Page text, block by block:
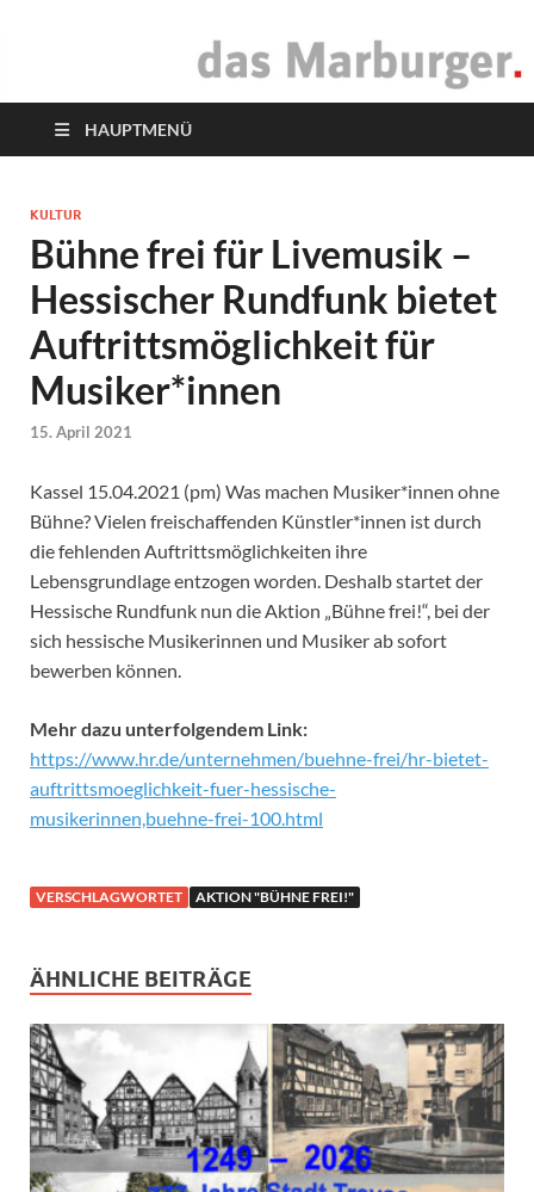
das Marburger.
HAUPTMENÜ
KULTUR
Bühne frei für Livemusik –
Hessischer Rundfunk bietet
Auftrittsmöglichkeit für
Musiker*innen
15. April 2021
Kassel 15.04.2021 (pm) Was machen Musiker*innen ohne
Bühne? Vielen freischaffenden Künstler*innen ist durch
die fehlenden Auftrittsmöglichkeiten ihre
Lebensgrundlage entzogen worden. Deshalb startet der
Hessische Rundfunk nun die Aktion „Bühne frei!“, bei der
sich hessische Musikerinnen und Musiker ab sofort
bewerben können.
Mehr dazu unterfolgendem Link:
https://www.hr.de/unternehmen/buehne-frei/hr-bietet-
auftrittsmoeglichkeit-fuer-hessische-
musikerinnen,buehne-frei-100.html
VERSCHLAGWORTET AKTION "BÜHNE FREI!"
ÄHNLICHE BEITRÄGE